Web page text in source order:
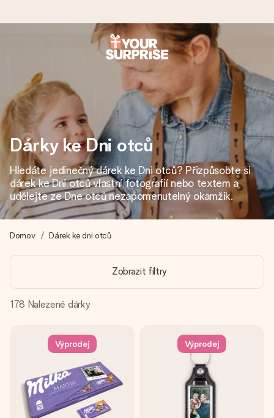
Objednejte dnes, odešleme do 1 prac. dne
Váš dárek vytvoříme s láskou a bleskově odešleme –
abyste ho mohli darovat právě v tu správnou chvíli, kdy na
tom nejvíc záleží.
4,8 (na základě +15 000 recenzí)
Naše dárky inspirují. Zákazníci nás na Google Reviews
hodnotí známkou 4,8.
Vytvořte něco jedinečného během několika kroků – s jejím
jménem, vaší fotografií nebo vzkazem, který doopravdy
zahřeje u srdce. Žádné zbytečné složitosti, jen spousta
lásky pro daný okamžik.
Dárky ke Dni otců
Hledáte jedinečný dárek ke Dni otců? Přizpůsobte si
dárek ke Dni otců vlastní fotografií nebo textem a
udělejte ze Dne otců nezapomenutelný okamžik.
Domov Dárek ke dni otců
Zobrazit filtry
178 Nalezené dárky
Výprodej Výprodej